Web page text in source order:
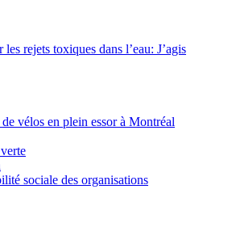
rejets toxiques dans l’eau: J’agis
vélos en plein essor à Montréal
sociale des organisations